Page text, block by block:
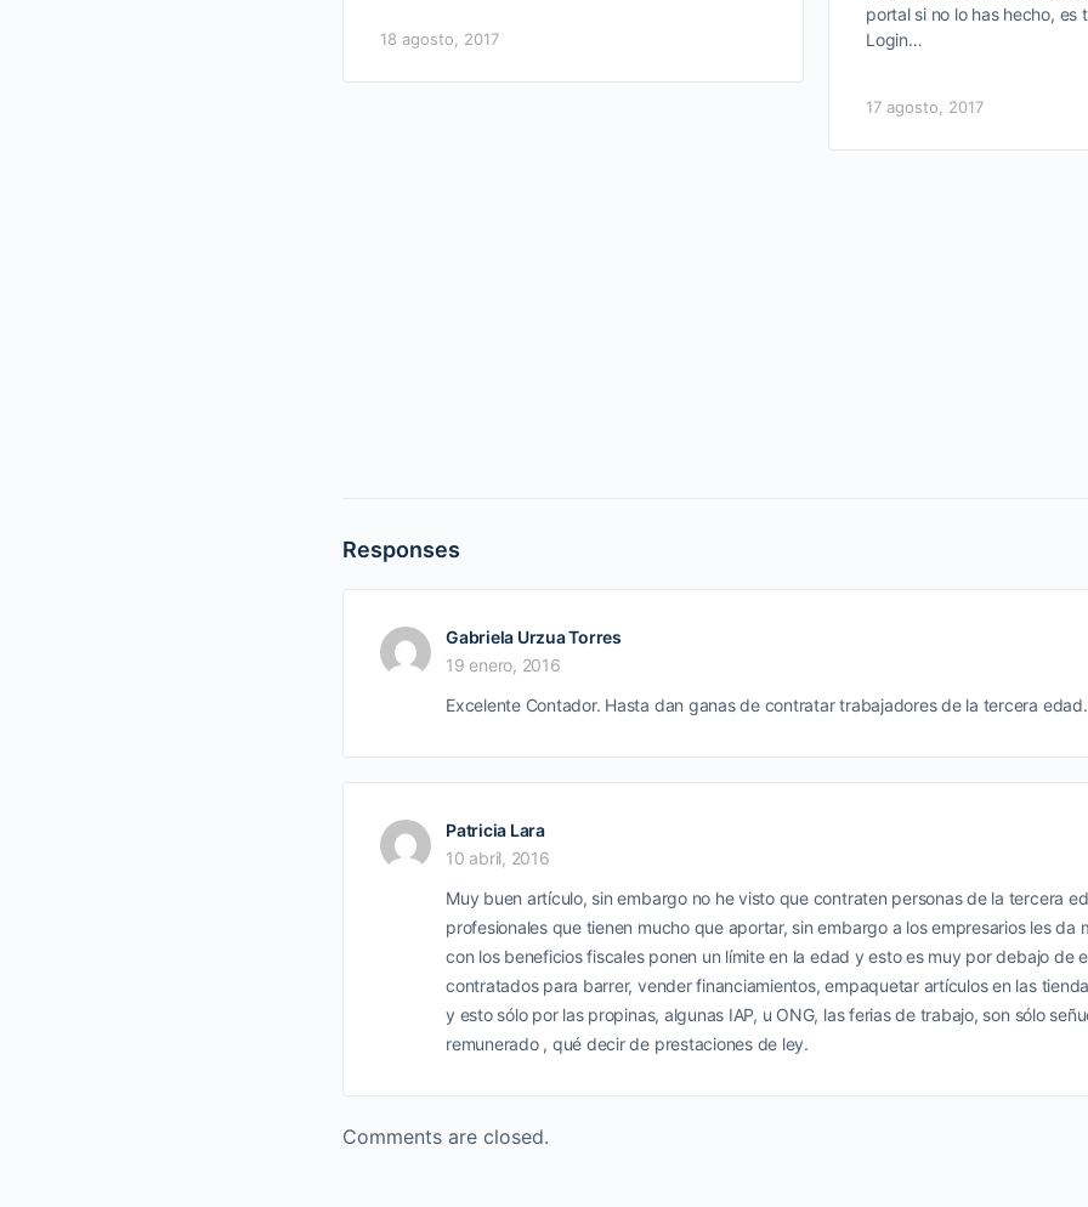
18 agosto, 2017
portal si no lo has hecho, es
Login…
17 agosto, 2017
Responses
Gabriela Urzua Torres
19 enero, 2016
Excelente Contador. Hasta dan ganas de contratar trabajadores de la tercera edad.
Patricia Lara
10 abril, 2016
Muy buen artículo, sin embargo no he visto que contraten personas de la tercera
profesionales que tienen mucho que aportar, sin embargo a los empresarios les da
con los beneficios fiscales ponen un límite en la edad y esto es muy por debajo de
contratados para barrer, vender financiamientos, empaquetar artículos en las
y esto sólo por las propinas, algunas IAP, u ONG, las ferias de trabajo, son sólo
remunerado , qué decir de prestaciones de ley.
Comments are closed.